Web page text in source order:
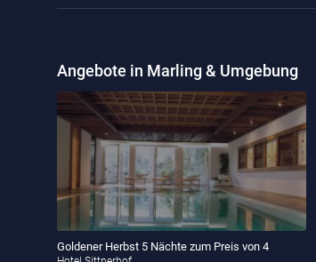
Angebote in Marling & Umgebung
Goldener Herbst 5 Nächte zum Preis von 4